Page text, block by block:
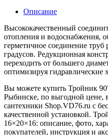
Описание
Высококачественный
отопления и водоснабжения,
герметичное соединение труб
градусов. Редукционная
переходить от большего
оптимизируя гидравлические
Вы можете купить Тройник
Рыбинске, по выгодной цене,
сантехники Shop.VD76.ru с
качественной установкой.
16×20×16: описание, фото,
покупателей, инструкция и